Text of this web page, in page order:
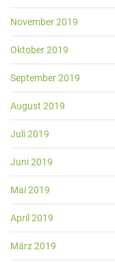
November 2019
Oktober 2019
September 2019
August 2019
Juli 2019
Juni 2019
Mai 2019
April 2019
März 2019